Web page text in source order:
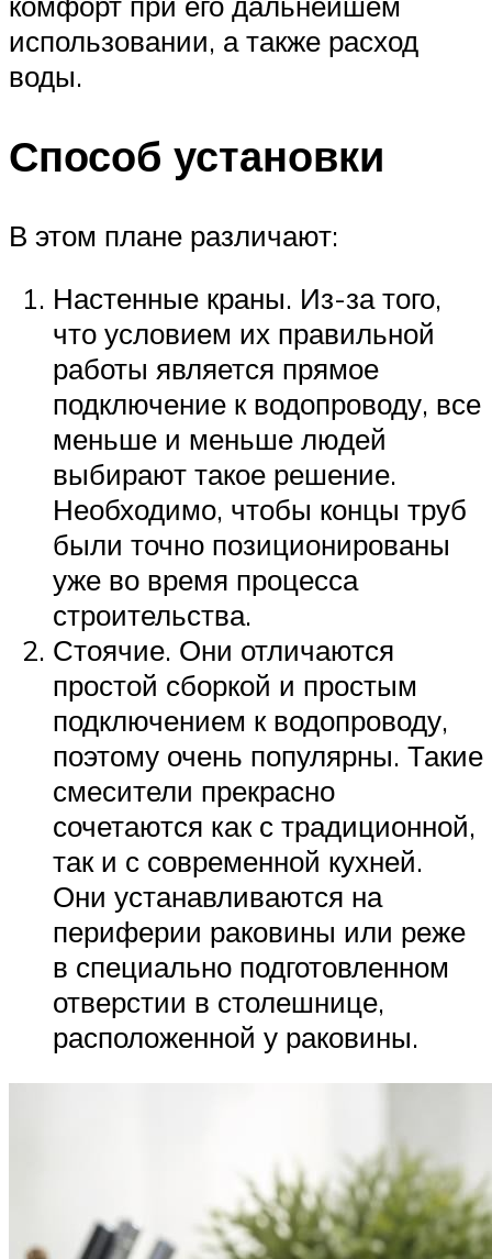
использовании, а также расход
воды.
Способ установки
В этом плане различают:
Настенные краны. Из-за того,
что условием их правильной
работы является прямое
подключение к водопроводу, все
меньше и меньше людей
выбирают такое решение.
Необходимо, чтобы концы труб
были точно позиционированы
уже во время процесса
строительства.
Стоячие. Они отличаются
простой сборкой и простым
подключением к водопроводу,
поэтому очень популярны. Такие
смесители прекрасно
сочетаются как с традиционной,
так и с современной кухней.
Они устанавливаются на
периферии раковины или реже
в специально подготовленном
отверстии в столешнице,
расположенной у раковины.